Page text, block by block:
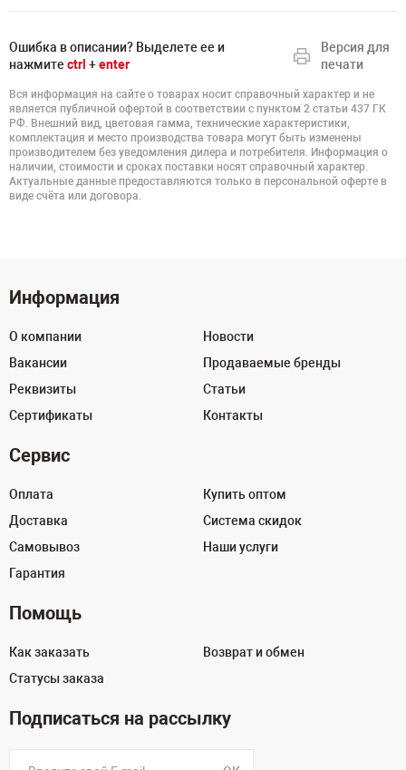
Ошибка в описании? Выделете ее и
нажмите ctrl +enter
Версия для
печати
Вся информация на сайте о товарах носит справочный характер и не
является публичной офертой в соответствии с пунктом 2 статьи 437 ГК
РФ. Внешний вид, цветовая гамма, технические характеристики,
комплектация и место производства товара могут быть изменены
производителем без уведомления дилера и потребителя. Информация о
наличии, стоимости и сроках поставки носят справочный характер.
Актуальные данные предоставляются только в персональной оферте в
виде счёта или договора.
Информация
О компании
Вакансии
Реквизиты
Сертификаты
Новости
Продаваемые бренды
Статьи
Контакты
Сервис
Оплата
Доставка
Самовывоз
Гарантия
Купить оптом
Система скидок
Наши услуги
Помощь
Как заказать
Статусы заказа
Возврат и обмен
Подписаться на рассылку